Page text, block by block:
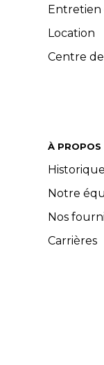
Entretien
Location
Centre
À PROPOS
Historique
Notre
Nos
Carrières